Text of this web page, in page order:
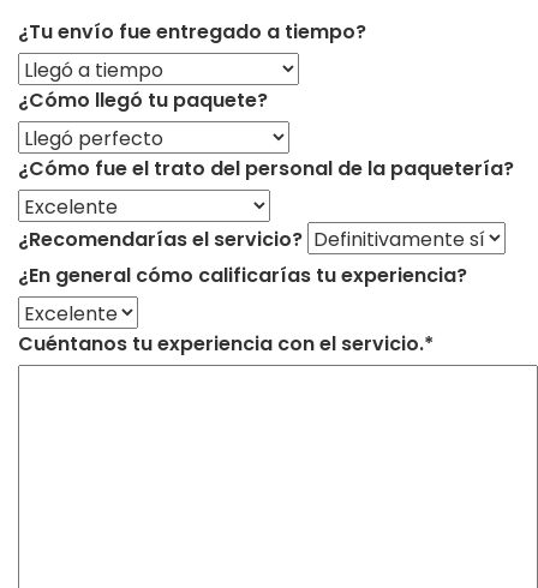
¿Tu envío fue entregado a tiempo?
¿Cómo llegó tu paquete?
¿Cómo fue el trato del personal de la paquetería?
¿Recomendarías el servicio?
¿En general cómo calificarías tu experiencia?
Cuéntanos tu experiencia con el servicio.*